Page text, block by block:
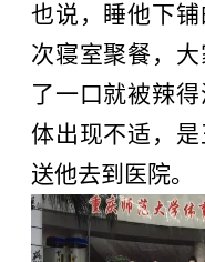
也说，睡他下
次寝室聚餐，
了一口就被辣
体出现不适，
送他去到医院。